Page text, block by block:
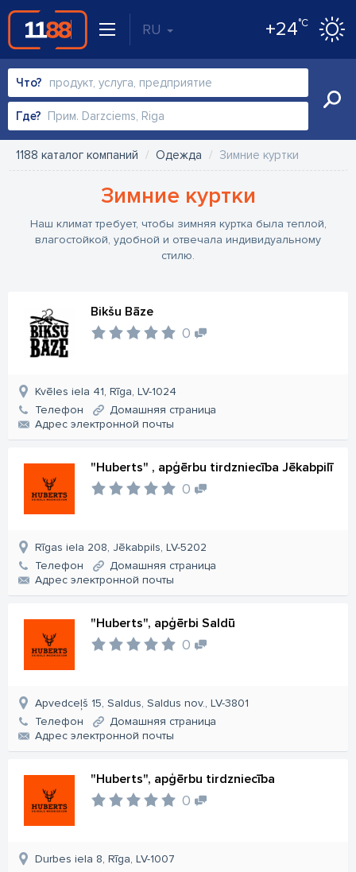
RU +24°C
Что?
Где?
1188 каталог компаний Одежда Зимние куртки
Зимние куртки
Наш климат требует, чтобы зимняя куртка была теплой,
влагостойкой, удобной и отвечала индивидуальному
стилю.
Bikšu Bāze
0
Kvēles iela 41, Rīga, LV-1024
Телефон
Домашняя страница
Aдрес электронной почты
"Huberts" , apģērbu tirdzniecība Jēkabpilī
0
Rīgas iela 208, Jēkabpils, LV-5202
Телефон
Домашняя страница
Aдрес электронной почты
"Huberts", apģērbi Saldū
0
Apvedceļš 15, Saldus, Saldus nov., LV-3801
Телефон
Домашняя страница
Aдрес электронной почты
"Huberts", apģērbu tirdzniecība
0
Durbes iela 8, Rīga, LV-1007